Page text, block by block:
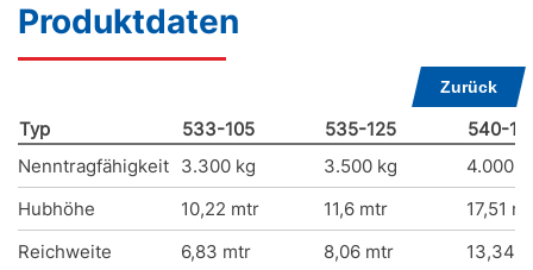
Produktdaten
Zurück
Typ 533-105 535-125
540-
Nenntragfähigkeit 3.300 kg 3.500 kg
4.000
Hubhöhe
10,22 mtr 11,6 mtr
17,51
Reichweite
6,83 mtr 8,06 mtr
13,34